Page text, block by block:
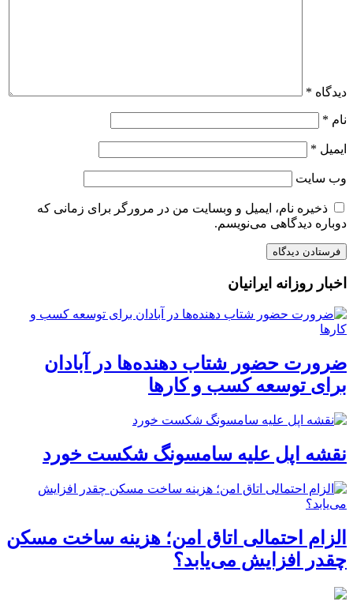
دیدگاه *
نام *
ایمیل *
وب‌ سایت
ذخیره نام، ایمیل و وبسایت من در مرورگر برای زمانی که
دوباره دیدگاهی می‌نویسم.
اخبار روزانه ایرانیان
ضرورت حضور شتاب ‌دهنده‌ها در آبادان
برای توسعه کسب‌ و کارها
نقشه اپل علیه سامسونگ شکست خورد
الزام احتمالی اتاق امن؛ هزینه ساخت مسکن
چقدر افزایش می‌یابد؟